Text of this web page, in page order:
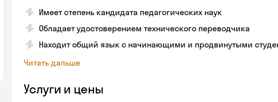
Имеет степень кандидата педагогических наук
Обладает удостоверением технического переводчика
Находит общий язык с начинающими и продвинутыми
Читать дальше
Услуги и цены